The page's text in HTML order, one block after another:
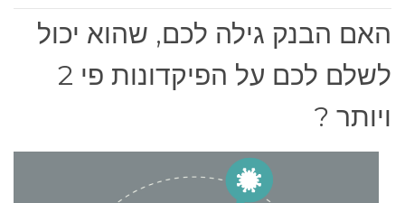
האם הבנק גילה לכם, שהוא יכול
לשלם לכם על הפיקדונות פי 2
ויותר ?